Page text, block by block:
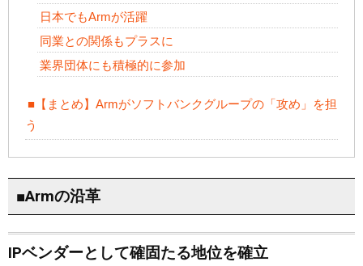
日本でもArmが活躍
同業との関係もプラスに
業界団体にも積極的に参加
■【まとめ】Armがソフトバンクグループの「攻め」を担
う
■Armの沿革
IPベンダーとして確固たる地位を確立